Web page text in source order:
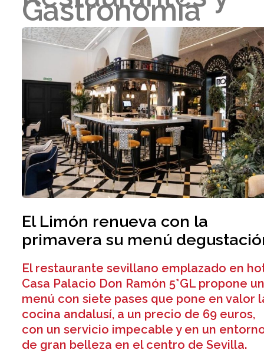
Gastronomía
El Limón renueva con la
primavera su menú
El restaurante sevillano emplazado en
Casa Palacio Don Ramón 5*GL propone
menú con siete pases que pone en valor
cocina andalusí, a un precio de 69 euros,
con un servicio impecable y en un
de gran belleza en el centro de Sevilla.